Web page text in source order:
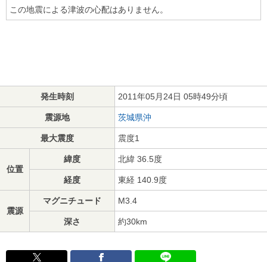
この地震による津波の心配はありません。
発生時刻 2011年05月24日 05時49分頃
震源地 茨城県沖
最大震度 震度1
位置
緯度 北緯 36.5度
経度 東経 140.9度
震源
マグニチュード M3.4
深さ 約30km